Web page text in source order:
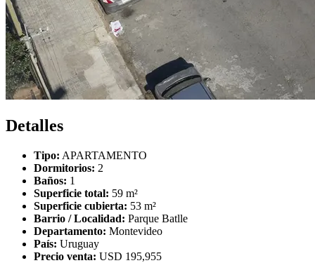
Detalles
Tipo: APARTAMENTO
Dormitorios: 2
Baños: 1
Superficie total: 59 m²
Superficie cubierta: 53 m²
Barrio / Localidad: Parque Batlle
Departamento: Montevideo
País: Uruguay
Precio venta: USD 195,955